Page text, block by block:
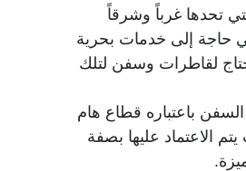
تحدها غرباً وشرقاً
حاجة إلى خدمات بحرية
لقاطرات وسفن لتلك
السفن باعتباره قطاع هام
الاعتماد عليها بصفة